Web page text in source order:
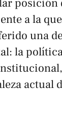
posición
a la
una
la
actual